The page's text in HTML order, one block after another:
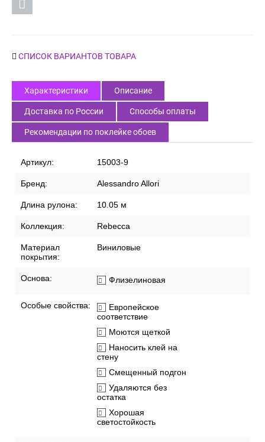
СПИСОК ВАРИАНТОВ ТОВАРА
Характеристики Описание
Доставка по России Способы оплаты
Рекомендации по поклейке обоев
Артикул: 15003-9
Бренд: Alessandro Allori
Длина рулона: 10.05 м
Коллекция: Rebecca
Материал
покрытия:
Виниловые
Основа: Флизелиновая
Особые свойства:
Европейское
соответствие
Моются щеткой
Наносить клей на
стену
Смещенный подгон
Удаляются без
остатка
Хорошая
светостойкость